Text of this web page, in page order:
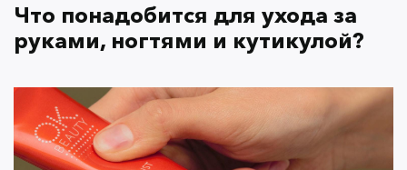
Зимой полезно иметь в косметичке средство с
трещинок и других микроповреждений.
Пантенол, четыре смягчающих масла (оливы, ши,
сладкого миндаля и какао), глицерин и витамины
Что понадобится для ухода за
руками, ногтями и кутикулой?